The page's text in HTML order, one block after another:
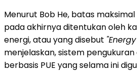
Menurut Bob He, batas
pada akhirnya ditentukan oleh
energi, atau yang disebut
menjelaskan, sistem pengukuran
berbasis PUE yang selama ini